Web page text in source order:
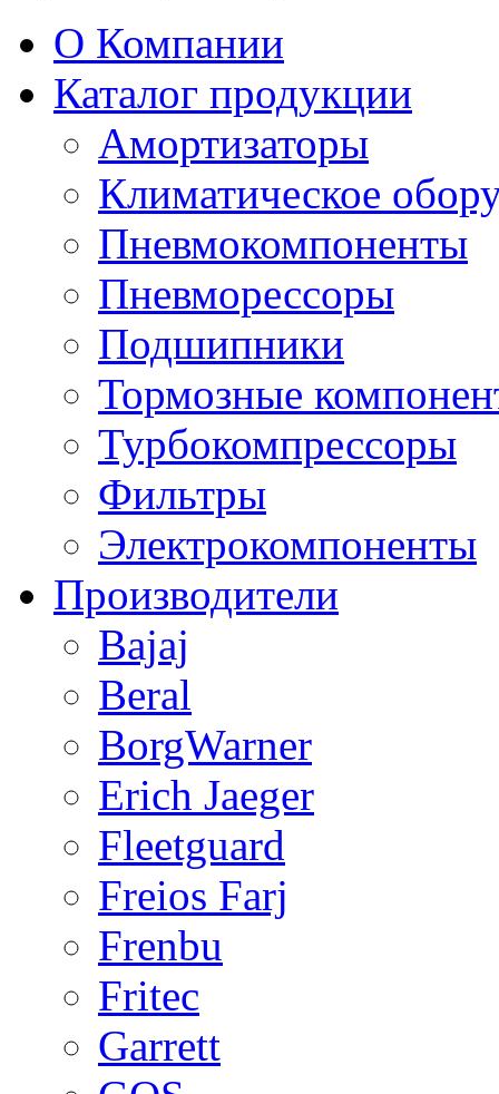
О Компании
Каталог продукции
Амортизаторы
Климатическое
Пневмокомпоненты
Пневморессоры
Подшипники
Тормозные
Турбокомпрессоры
Фильтры
Электрокомпоненты
Производители
Bajaj
Beral
BorgWarner
Erich Jaeger
Fleetguard
Freios Farj
Frenbu
Fritec
Garrett